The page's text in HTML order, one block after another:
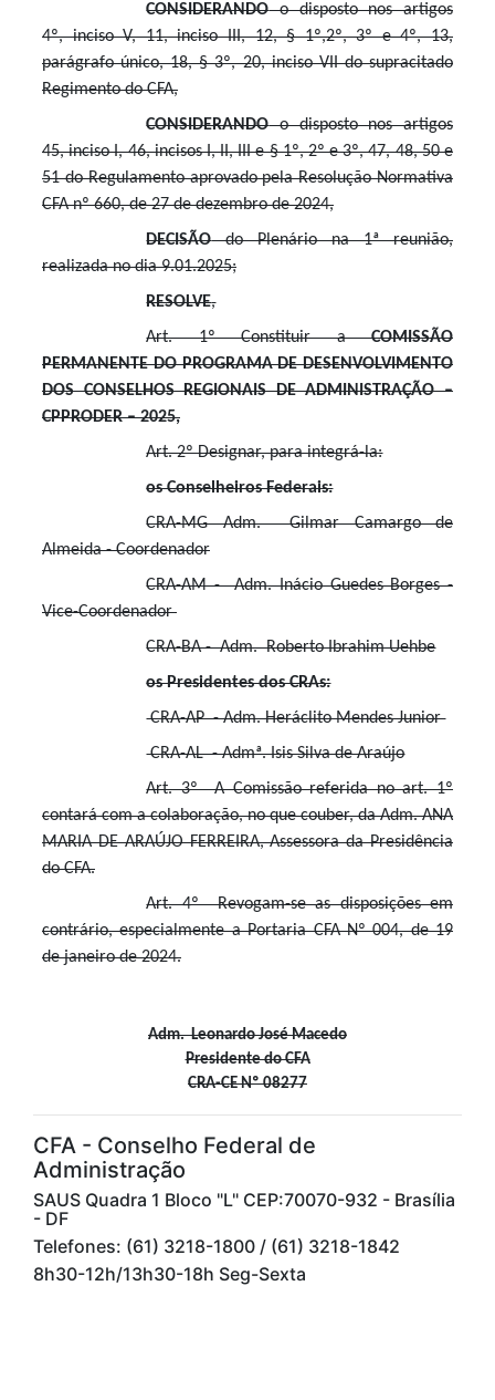
CONSIDERANDOo disposto nos artigos
4º, inciso V, 11, inciso III, 12, § 1º,2º, 3º e 4º, 13,
parágrafo único, 18, § 3º, 20, inciso VII do supracitado
Regimento do CFA,
CONSIDERANDOo disposto nos artigos
45, inciso I, 46, incisos I, II, III e § 1º, 2º e 3º, 47, 48, 50 e
51 do Regulamento aprovado pela Resolução Normativa
CFA nº 660, de 27 de dezembro de 2024,
DECISÃOdo Plenário na 1ª reunião,
realizada no dia 9.01.2025;
RESOLVE,
Art. 1º Constituir aCOMISSÃO
PERMANENTE DO PROGRAMA DE DESENVOLVIMENTO
DOS CONSELHOS REGIONAIS DE ADMINISTRAÇÃO –
CPPRODER – 2025,
Art. 2º Designar, para integrá-la:
os Conselheiros Federais:
CRA-MG Adm. Gilmar Camargo de
Almeida - Coordenador
CRA-AM - Adm. Inácio Guedes Borges -
Vice-Coordenador
CRA-BA - Adm. Roberto Ibrahim Uehbe
os Presidentes dos CRAs:
CRA-AP - Adm. Heráclito Mendes Junior
CRA-AL - Admª. Isis Silva de Araújo
Art. 3º A Comissão referida no art. 1º
contará com a colaboração, no que couber, da Adm. ANA
MARIA DE ARAÚJO FERREIRA, Assessora da Presidência
do CFA.
Art. 4º Revogam-se as disposições em
contrário, especialmente a Portaria CFA Nº 004, de 19
de janeiro de 2024.
Adm. Leonardo José Macedo
Presidente do CFA
CRA-CE Nº 08277
CFA - Conselho Federal de
Administração
SAUS Quadra 1 Bloco "L" CEP:70070-932 - Brasília
- DF
Telefones: (61) 3218-1800 / (61) 3218-1842
8h30-12h/13h30-18h Seg-Sexta